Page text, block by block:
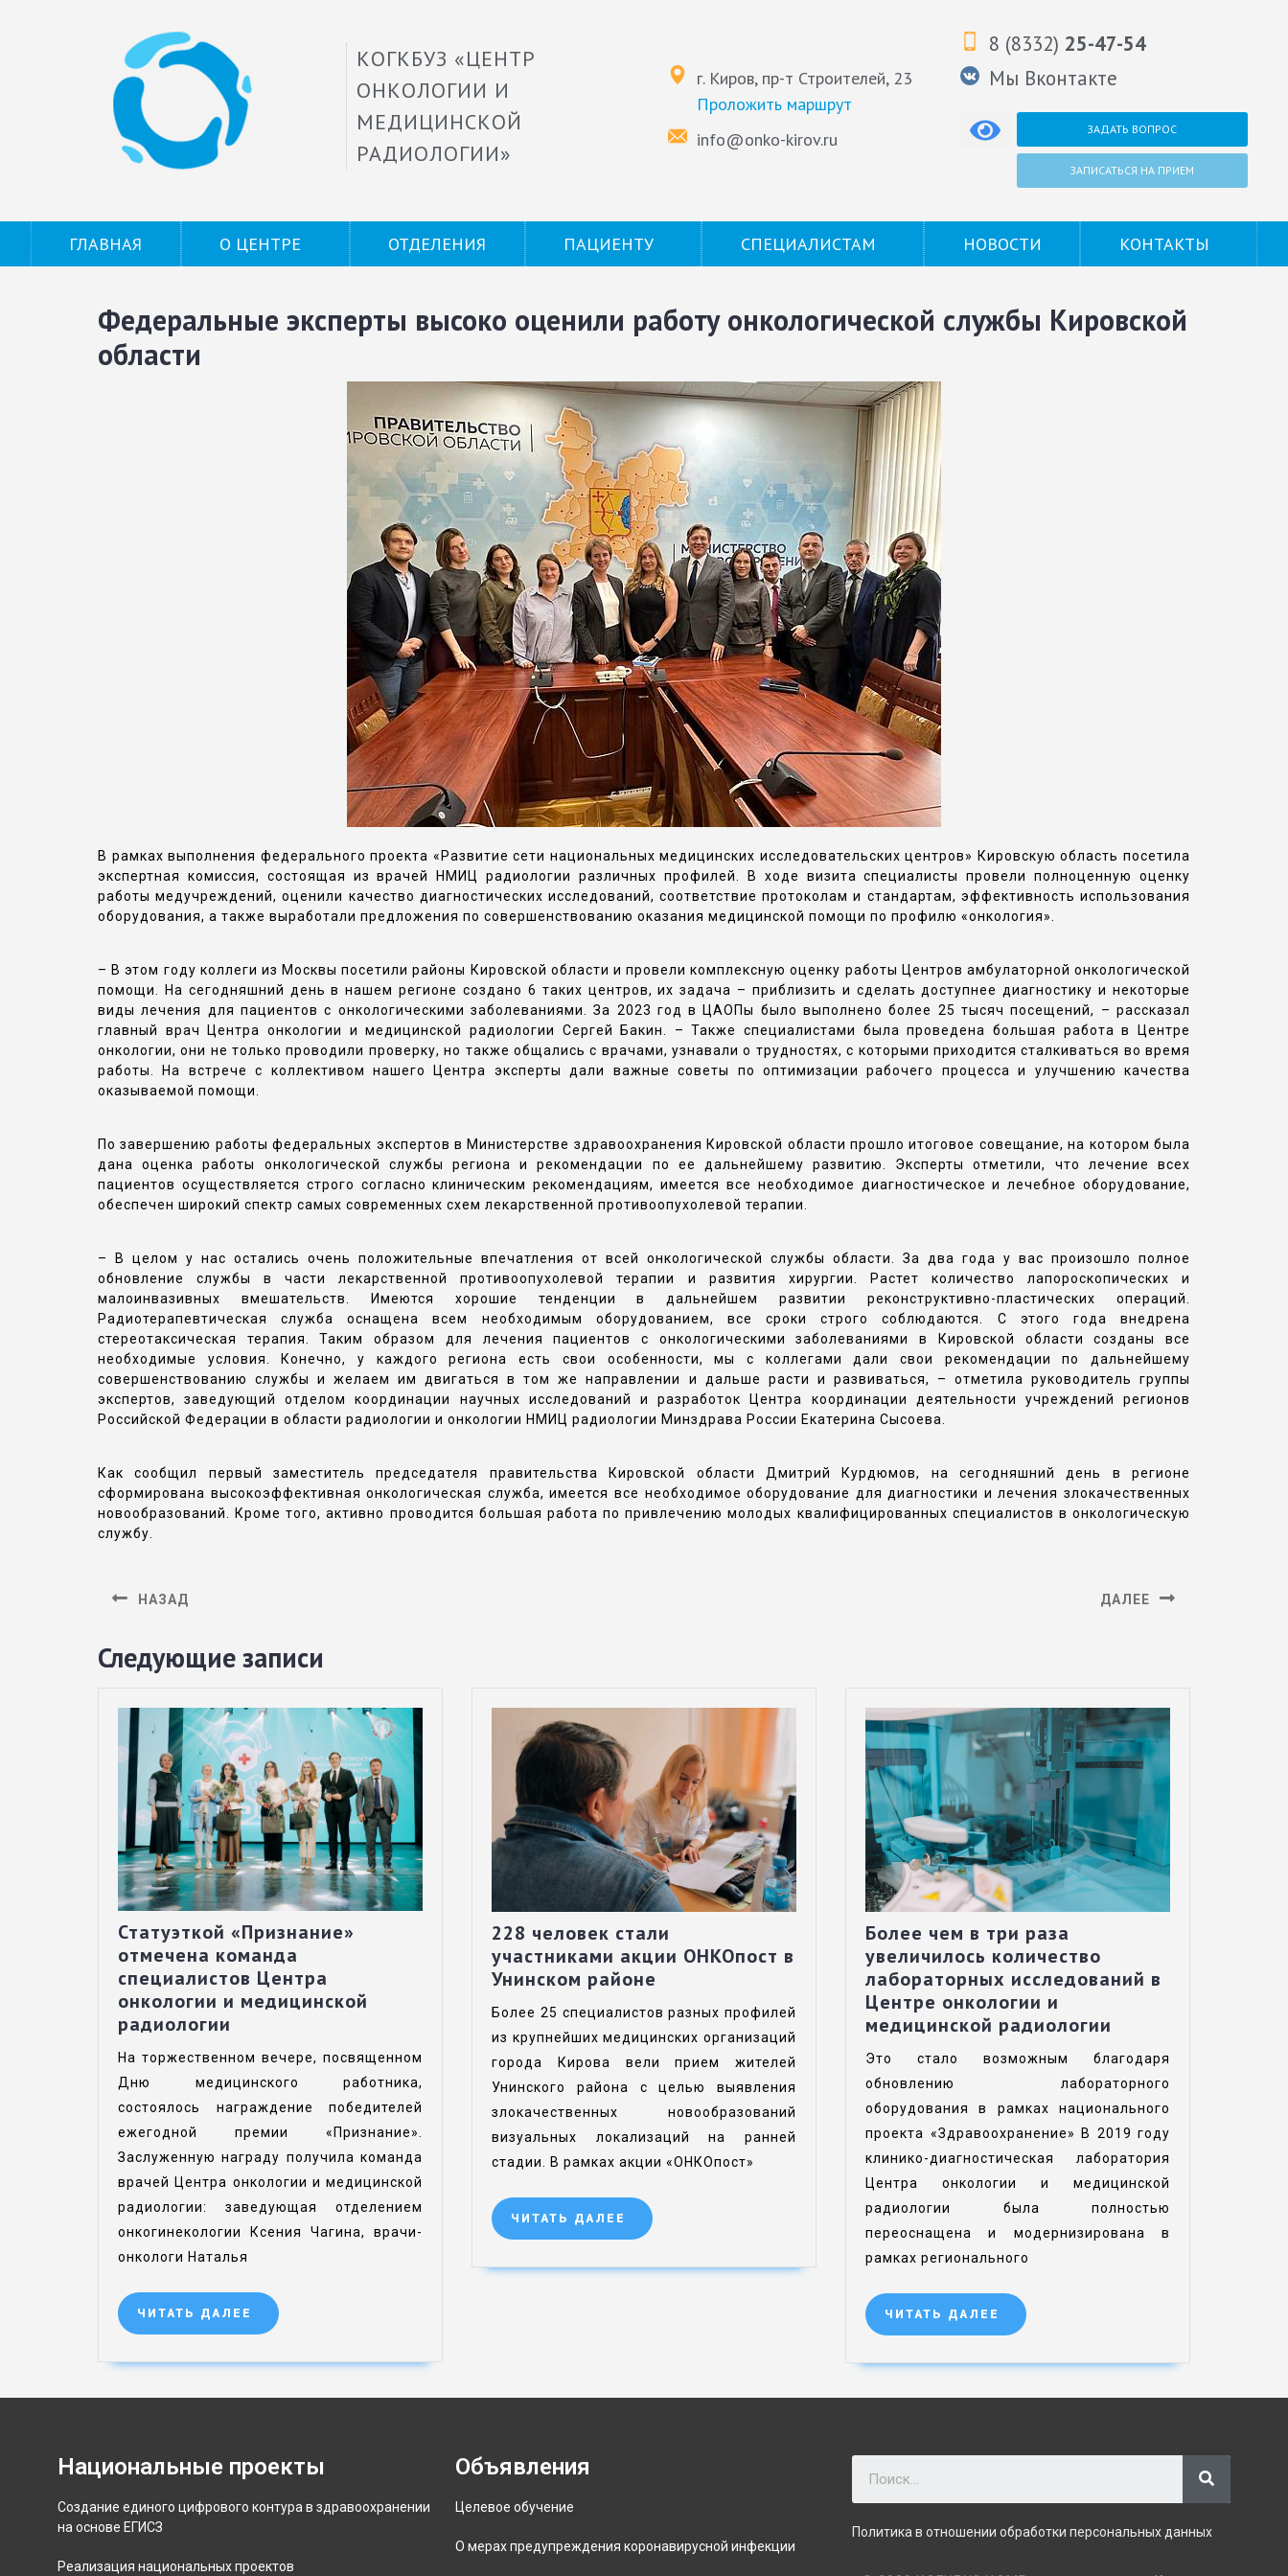
КОГКБУЗ «ЦЕНТР
ОНКОЛОГИИ И
МЕДИЦИНСКОЙ
РАДИОЛОГИИ»
г. Киров, пр-т Строителей, 23
Проложить маршрут
info@onko-kirov.ru
8 (8332) 25-47-54
Мы Вконтакте
ЗАДАТЬ ВОПРОС
ЗАПИСАТЬСЯ НА ПРИЕМ
ГЛАВНАЯ О ЦЕНТРЕ ОТДЕЛЕНИЯ ПАЦИЕНТУ СПЕЦИАЛИСТАМ НОВОСТИ КОНТАКТЫ
Федеральные эксперты высоко оценили работу онкологической службы Кировской
области
В рамках выполнения федерального проекта «Развитие сети национальных медицинских исследовательских центров» Кировскую область посетила
экспертная комиссия, состоящая из врачей НМИЦ радиологии различных профилей. В ходе визита специалисты провели полноценную оценку
работы медучреждений, оценили качество диагностических исследований, соответствие протоколам и стандартам, эффективность использования
оборудования, а также выработали предложения по совершенствованию оказания медицинской помощи по профилю «онкология».
– В этом году коллеги из Москвы посетили районы Кировской области и провели комплексную оценку работы Центров амбулаторной онкологической
помощи. На сегодняшний день в нашем регионе создано 6 таких центров, их задача – приблизить и сделать доступнее диагностику и некоторые
виды лечения для пациентов с онкологическими заболеваниями. За 2023 год в ЦАОПы было выполнено более 25 тысяч посещений, – рассказал
главный врач Центра онкологии и медицинской радиологии Сергей Бакин. – Также специалистами была проведена большая работа в Центре
онкологии, они не только проводили проверку, но также общались с врачами, узнавали о трудностях, с которыми приходится сталкиваться во время
работы. На встрече с коллективом нашего Центра эксперты дали важные советы по оптимизации рабочего процесса и улучшению качества
оказываемой помощи.
По завершению работы федеральных экспертов в Министерстве здравоохранения Кировской области прошло итоговое совещание, на котором была
дана оценка работы онкологической службы региона и рекомендации по ее дальнейшему развитию. Эксперты отметили, что лечение всех
пациентов осуществляется строго согласно клиническим рекомендациям, имеется все необходимое диагностическое и лечебное оборудование,
обеспечен широкий спектр самых современных схем лекарственной противоопухолевой терапии.
– В целом у нас остались очень положительные впечатления от всей онкологической службы области. За два года у вас произошло полное
обновление службы в части лекарственной противоопухолевой терапии и развития хирургии. Растет количество лапороскопических и
малоинвазивных вмешательств. Имеются хорошие тенденции в дальнейшем развитии реконструктивно-пластических операций.
Радиотерапевтическая служба оснащена всем необходимым оборудованием, все сроки строго соблюдаются. С этого года внедрена
стереотаксическая терапия. Таким образом для лечения пациентов с онкологическими заболеваниями в Кировской области созданы все
необходимые условия. Конечно, у каждого региона есть свои особенности, мы с коллегами дали свои рекомендации по дальнейшему
совершенствованию службы и желаем им двигаться в том же направлении и дальше расти и развиваться, – отметила руководитель группы
экспертов, заведующий отделом координации научных исследований и разработок Центра координации деятельности учреждений регионов
Российской Федерации в области радиологии и онкологии НМИЦ радиологии Минздрава России Екатерина Сысоева.
Как сообщил первый заместитель председателя правительства Кировской области Дмитрий Курдюмов, на сегодняшний день в регионе
сформирована высокоэффективная онкологическая служба, имеется все необходимое оборудование для диагностики и лечения злокачественных
новообразований. Кроме того, активно проводится большая работа по привлечению молодых квалифицированных специалистов в онкологическую
службу.
НАЗАД ДАЛЕЕ
Следующие записи
Статуэткой «Признание»
отмечена команда
специалистов Центра
онкологии и медицинской
радиологии
На торжественном вечере, посвященном
Дню медицинского работника,
состоялось награждение победителей
ежегодной премии «Признание».
Заслуженную награду получила команда
врачей Центра онкологии и медицинской
радиологии: заведующая отделением
онкогинекологии Ксения Чагина, врачи-
онкологи Наталья
ЧИТАТЬ ДАЛЕЕ
228 человек стали
участниками акции ОНКОпост в
Унинском районе
Более 25 специалистов разных профилей
из крупнейших медицинских организаций
города Кирова вели прием жителей
Унинского района с целью выявления
злокачественных новообразований
визуальных локализаций на ранней
стадии. В рамках акции «ОНКОпост»
ЧИТАТЬ ДАЛЕЕ
Более чем в три раза
увеличилось количество
лабораторных исследований в
Центре онкологии и
медицинской радиологии
Это стало возможным благодаря
обновлению лабораторного
оборудования в рамках национального
проекта «Здравоохранение» В 2019 году
клинико-диагностическая лаборатория
Центра онкологии и медицинской
радиологии была полностью
переоснащена и модернизирована в
рамках регионального
ЧИТАТЬ ДАЛЕЕ
Национальные проекты
Создание единого цифрового контура в здравоохранении
на основе ЕГИСЗ
Реализация национальных проектов
Объявления
Целевое обучение
О мерах предупреждения коронавирусной инфекции
Политика в отношении обработки персональных данных